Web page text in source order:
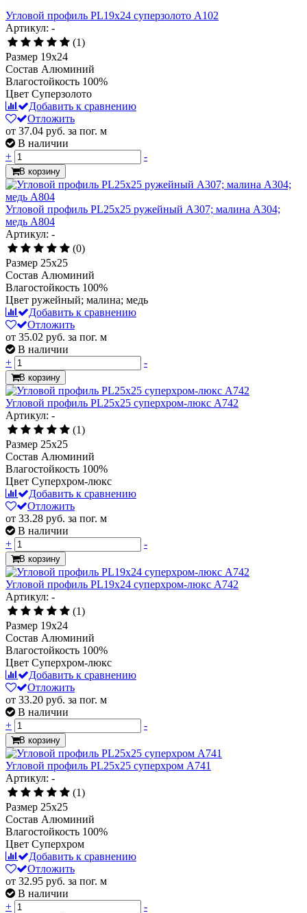
Угловой профиль PL19x24 суперзолото А102
Артикул: -
(1)
Размер 19х24
Состав Алюминий
Влагостойкость 100%
Цвет Суперзолото
Добавить к сравнению
Отложить
от 37.04 руб. за пог. м
В наличии
+
-
В корзину
Угловой профиль PL25х25 ружейный А307; малина А304;
медь А804
Артикул: -
(0)
Размер 25x25
Состав Алюминий
Влагостойкость 100%
Цвет ружейный; малина; медь
Добавить к сравнению
Отложить
от 35.02 руб. за пог. м
В наличии
+
-
В корзину
Угловой профиль PL25х25 суперхром-люкс А742
Артикул: -
(1)
Размер 25x25
Состав Алюминий
Влагостойкость 100%
Цвет Суперхром-люкс
Добавить к сравнению
Отложить
от 33.28 руб. за пог. м
В наличии
+
-
В корзину
Угловой профиль PL19x24 суперхром-люкс А742
Артикул: -
(1)
Размер 19х24
Состав Алюминий
Влагостойкость 100%
Цвет Суперхром-люкс
Добавить к сравнению
Отложить
от 33.20 руб. за пог. м
В наличии
+
-
В корзину
Угловой профиль PL25х25 суперхром А741
Артикул: -
(1)
Размер 25x25
Состав Алюминий
Влагостойкость 100%
Цвет Суперхром
Добавить к сравнению
Отложить
от 32.95 руб. за пог. м
В наличии
+
-